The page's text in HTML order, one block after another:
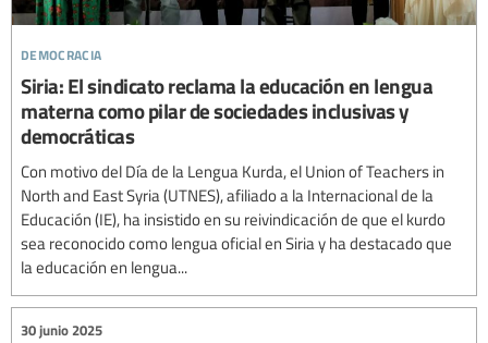
democracia
Siria: El sindicato reclama la educación en lengua
materna como pilar de sociedades inclusivas y
democráticas
Con motivo del Día de la Lengua Kurda, el Union of Teachers in
North and East Syria (UTNES), afiliado a la Internacional de la
Educación (IE), ha insistido en su reivindicación de que el kurdo
sea reconocido como lengua oficial en Siria y ha destacado que
la educación en lengua...
30 junio 2025